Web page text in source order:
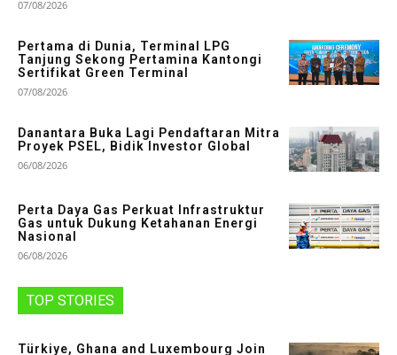
07/08/2026
Pertama di Dunia, Terminal LPG
Tanjung Sekong Pertamina Kantongi
Sertifikat Green Terminal
07/08/2026
Danantara Buka Lagi Pendaftaran Mitra
Proyek PSEL, Bidik Investor Global
06/08/2026
Perta Daya Gas Perkuat Infrastruktur
Gas untuk Dukung Ketahanan Energi
Nasional
06/08/2026
TOP STORIES
Türkiye, Ghana and Luxembourg Join